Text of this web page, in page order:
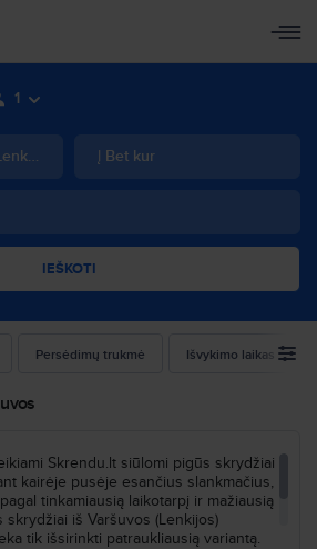
1
Į Bet kur
IEŠKOTI
Persėdimų trukmė Išvykimo laikas
Skrendu.lt siūlomi pigūs skrydžiai
kairėje pusėje esančius slankmačius,
tinkamiausią laikotarpį ir mažiausią
skrydžiai iš Varšuvos (Lenkijos)
tik išsirinkti patraukliausią variantą.